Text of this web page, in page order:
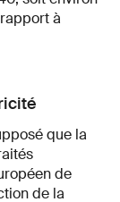
à
que la
de
de la